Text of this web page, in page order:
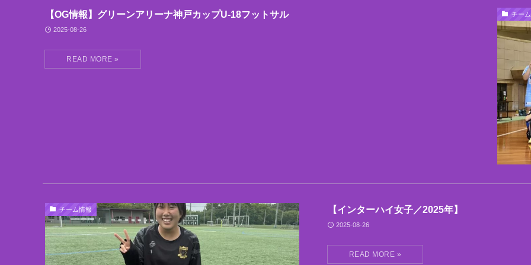
チー
【OG情報】グリーンアリーナ神戸カップU-18フットサル
2025-08-26
チーム情報 【インターハイ女子／2025年】
2025-08-26